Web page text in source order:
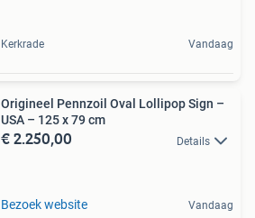
Kerkrade Vandaag
Origineel Pennzoil Oval Lollipop Sign –
USA – 125 x 79 cm
€ 2.250,00 Details
Bezoek website Vandaag